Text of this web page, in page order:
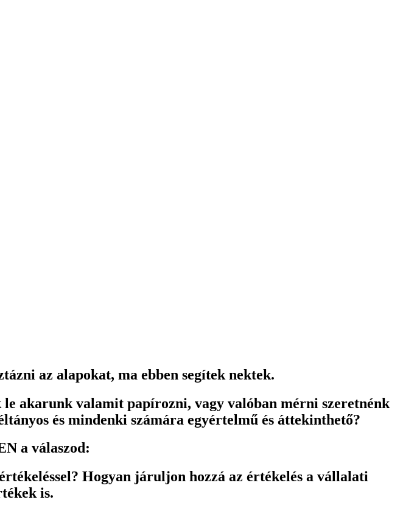
az alapokat, ma ebben segítek nektek.
akarunk valamit papírozni, vagy valóban mérni szeretnénk
és mindenki számára egyértelmű és áttekinthető?
a válaszod:
Hogyan járuljon hozzá az értékelés a vállalati
is.